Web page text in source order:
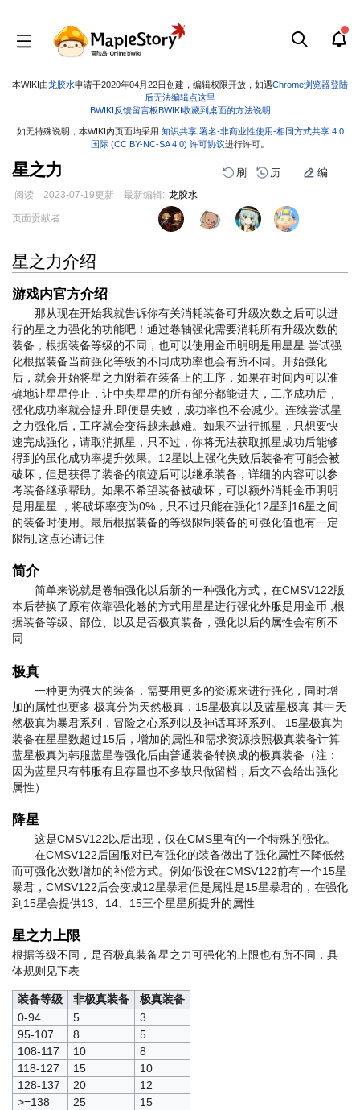
本WIKI由龙胶水申请于2020年04月22日创建，编辑权限开放，如遇Chrome浏览器登陆
后无法编辑点这里
BWIKI反馈留言板BWIKI收藏到桌面的方法说明
如无特殊说明，本WIKI内页面均采用 知识共享 署名-非商业性使用-相同方式共享 4.0
国际 (CC BY-NC-SA 4.0) 许可协议进行许可。
星之力 刷 历 编
阅读 2023-07-19更新 最新编辑: 龙胶水
跳
航
跳
索
页面贡献者 :
星之力介绍
游戏内官方介绍
那从现在开始我就告诉你有关消耗装备可升级次数之后可以进
行的星之力强化的功能吧！通过卷轴强化需要消耗所有升级次数的
装备，根据装备等级的不同，也可以使用金币明明是用星星 尝试强
化根据装备当前强化等级的不同成功率也会有所不同。开始强化
后，就会开始将星之力附着在装备上的工序，如果在时间内可以准
确地让星星停止，让中央星星的所有部分都能进去，工序成功后，
强化成功率就会提升.即便是失败，成功率也不会减少。连续尝试星
之力强化后，工序就会变得越来越难。如果不进行抓星，只想要快
速完成强化，请取消抓星，只不过，你将无法获取抓星成功后能够
得到的虽化成功率提升效果。12星以上强化失败后装备有可能会被
破坏，但是获得了装备的痕迹后可以继承装备，详细的内容可以参
考装备继承帮助。如果不希望装备被破坏，可以额外消耗金币明明
是用星星 ，将破坏率变为0%，只不过只能在强化12星到16星之间
的装备时使用。最后根据装备的等级限制装备的可强化值也有一定
限制,这点还请记住
简介
简单来说就是卷轴强化以后新的一种强化方式，在CMSV122版
本后替换了原有依靠强化卷的方式用星星进行强化外服是用金币 ,根
据装备等级、部位、以及是否极真装备，强化以后的属性会有所不
同
极真
一种更为强大的装备，需要用更多的资源来进行强化，同时增
加的属性也更多 极真分为天然极真，15星极真以及蓝星极真 其中天
然极真为暴君系列，冒险之心系列以及神话耳环系列。 15星极真为
装备在星星数超过15后，增加的属性和需求资源按照极真装备计算
蓝星极真为韩服蓝星卷强化后由普通装备转换成的极真装备（注：
因为蓝星只有韩服有且存量也不多故只做留档，后文不会给出强化
属性）
降星
这是CMSV122以后出现，仅在CMS里有的一个特殊的强化。
在CMSV122后国服对已有强化的装备做出了强化属性不降低然
而可强化次数增加的补偿方式。例如假设在CMSV122前有一个15星
暴君，CMSV122后会变成12星暴君但是属性是15星暴君的，在强化
到15星会提供13、14、15三个星星所提升的属性
星之力上限
根据等级不同，是否极真装备星之力可强化的上限也有所不同，具
体规则见下表
装备等级 非极真装备
极真装备
0-94
5
3
95-107
8
5
108-117
10
8
118-127
15
10
128-137
20
12
>=138
25 15